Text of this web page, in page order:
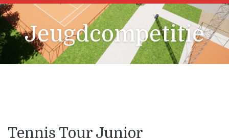
Jeugdcompetitie
Tennis Tour Junior